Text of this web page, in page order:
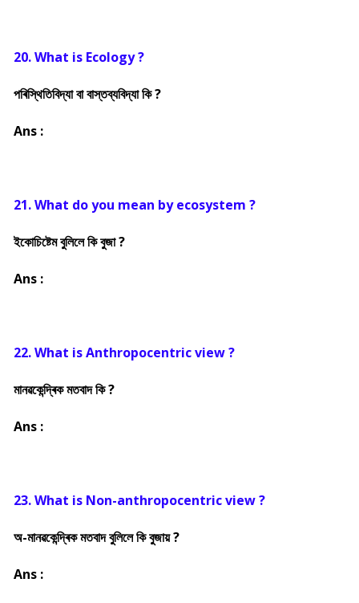
20. What is Ecology ?
পৰিস্থিতিবিদ্যা বা বাস্তব্যবিদ্যা কি ?
Ans :
21. What do you mean by ecosystem ?
ইকোচিষ্টেম বুলিলে কি বুজা ?
Ans :
22. What is Anthropocentric view ?
মানৱকেন্দ্ৰিক মতবাদ কি ?
Ans :
23. What is Non-anthropocentric view ?
অ-মানৱকেন্দ্ৰিক মতবাদ বুলিলে কি বুজায় ?
Ans :